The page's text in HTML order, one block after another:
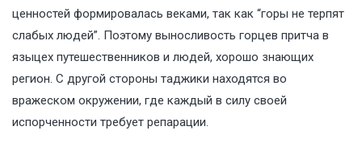
ценностей формировалась веками, так как “горы не терпят
слабых людей”. Поэтому выносливость горцев притча в
языцех путешественников и людей, хорошо знающих
регион. С другой стороны таджики находятся во
вражеском окружении, где каждый в силу своей
испорченности требует репарации.